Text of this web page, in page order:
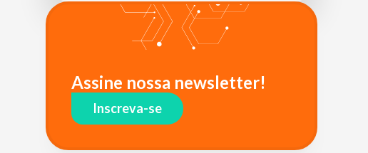
Assine nossa newsletter!
Inscreva-se